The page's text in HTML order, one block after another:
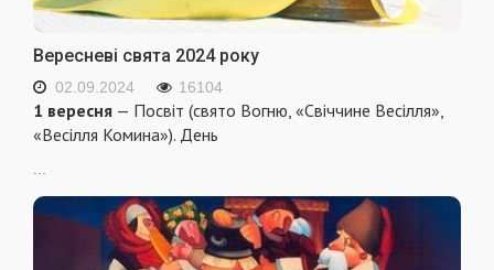
Вересневі свята 2024 року
02.09.2024 16104
1 вересня — Посвіт (свято Вогню, «Свіччине Весілля»,
«Весілля Комина»). День